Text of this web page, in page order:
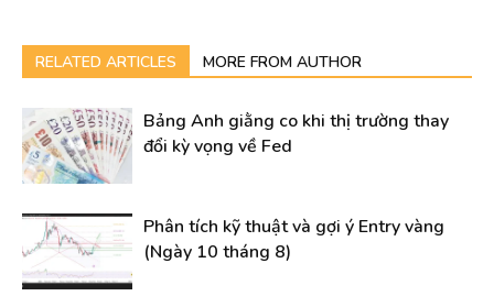
RELATED ARTICLES MORE FROM AUTHOR
Bảng Anh giằng co khi thị trường thay
đổi kỳ vọng về Fed
Phân tích kỹ thuật và gợi ý Entry vàng
(Ngày 10 tháng 8)